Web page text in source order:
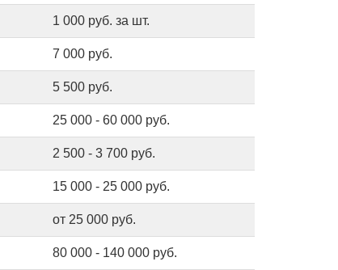
1 000 руб. за шт.
7 000 руб.
5 500 руб.
25 000 - 60 000 руб.
2 500 - 3 700 руб.
15 000 - 25 000 руб.
от 25 000 руб.
80 000 - 140 000 руб.